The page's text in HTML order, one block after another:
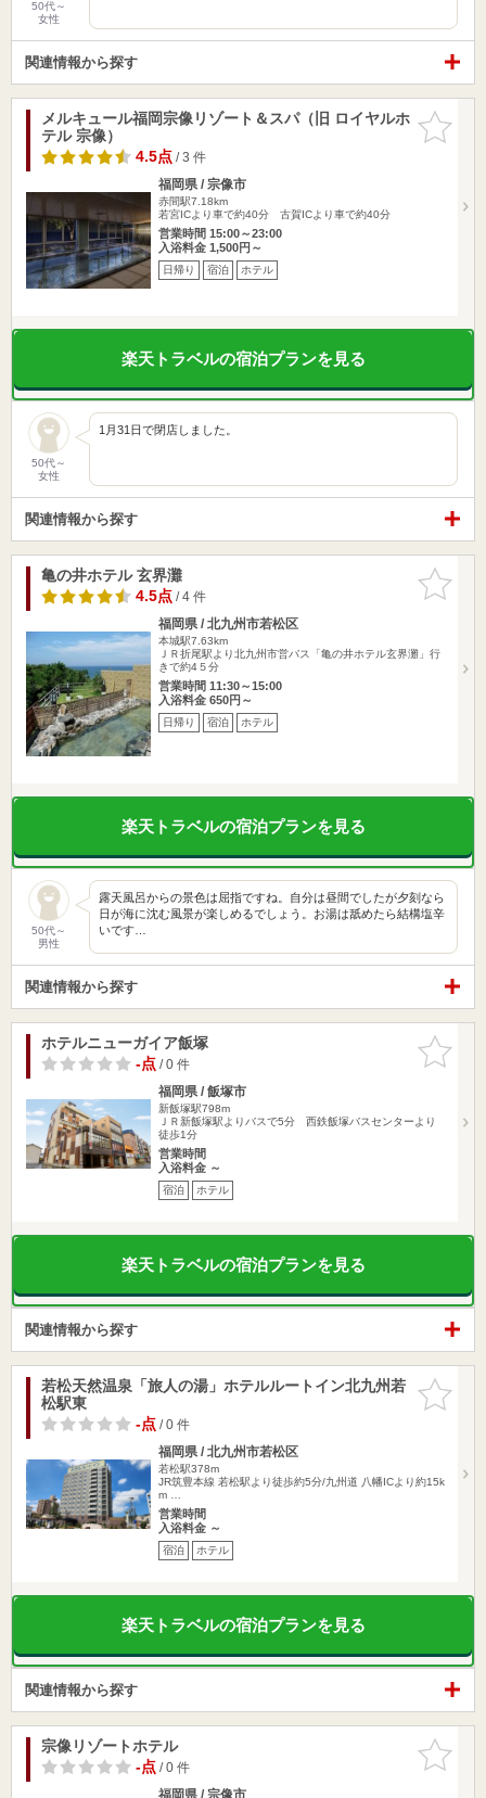
50代～
女性
関連情報から探す
お気に入
りに追加
メルキュール福岡宗像リゾート＆スパ（旧 ロイヤルホ
テル 宗像）
4.5点/ 3 件
福岡県 / 宗像市
赤間駅7.18km
若宮ICより車で約40分 古賀ICより車で約40分
営業時間 15:00～23:00
入浴料金 1,500円～
日帰り 宿泊 ホテル
楽天トラベルの宿泊プランを見る
50代～
女性
1月31日で閉店しました。
関連情報から探す
お気に入
りに追加
亀の井ホテル 玄界灘
4.5点/ 4 件
福岡県 / 北九州市若松区
本城駅7.63km
ＪＲ折尾駅より北九州市営バス「亀の井ホテル玄界灘」行
きで約4５分
営業時間 11:30～15:00
入浴料金 650円～
日帰り 宿泊 ホテル
楽天トラベルの宿泊プランを見る
50代～
男性
露天風呂からの景色は屈指ですね。自分は昼間でしたが夕刻なら
日が海に沈む風景が楽しめるでしょう。お湯は舐めたら結構塩辛
いです…
関連情報から探す
お気に入
りに追加
ホテルニューガイア飯塚
-点/ 0 件
福岡県 / 飯塚市
新飯塚駅798m
ＪＲ新飯塚駅よりバスで5分 西鉄飯塚バスセンターより
徒歩1分
営業時間
入浴料金 ～
宿泊 ホテル
楽天トラベルの宿泊プランを見る
関連情報から探す
お気に入
りに追加
若松天然温泉「旅人の湯」ホテルルートイン北九州若
松駅東
-点/ 0 件
福岡県 / 北九州市若松区
若松駅378m
JR筑豊本線 若松駅より徒歩約5分/九州道 八幡ICより約15k
m …
営業時間
入浴料金 ～
宿泊 ホテル
楽天トラベルの宿泊プランを見る
関連情報から探す
お気に入
りに追加
宗像リゾートホテル
-点/ 0 件
福岡県 / 宗像市